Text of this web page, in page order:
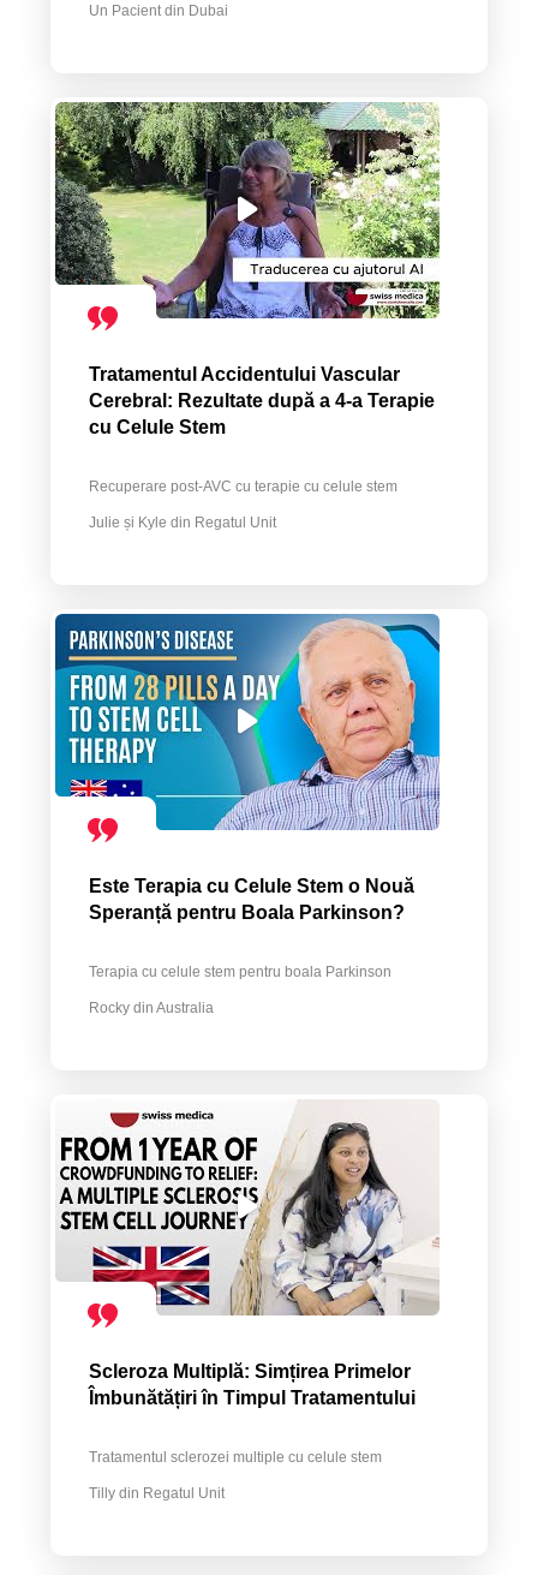
Un Pacient din Dubai
Tratamentul Accidentului Vascular
Cerebral: Rezultate după a 4-a Terapie
cu Celule Stem
Recuperare post-AVC cu terapie cu celule stem
Julie și Kyle din Regatul Unit
Este Terapia cu Celule Stem o Nouă
Speranță pentru Boala Parkinson?
Terapia cu celule stem pentru boala Parkinson
Rocky din Australia
Scleroza Multiplă: Simțirea Primelor
Îmbunătățiri în Timpul Tratamentului
Tratamentul sclerozei multiple cu celule stem
Tilly din Regatul Unit